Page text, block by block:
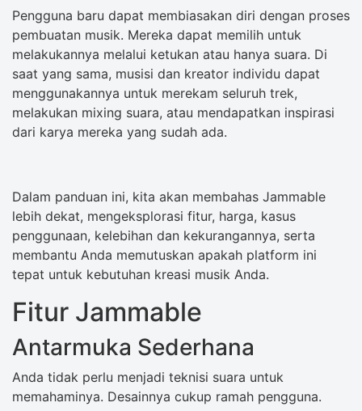
Pengguna baru dapat membiasakan diri dengan proses
pembuatan musik. Mereka dapat memilih untuk
melakukannya melalui ketukan atau hanya suara. Di
saat yang sama, musisi dan kreator individu dapat
menggunakannya untuk merekam seluruh trek,
melakukan mixing suara, atau mendapatkan inspirasi
dari karya mereka yang sudah ada.
Dalam panduan ini, kita akan membahas Jammable
lebih dekat, mengeksplorasi fitur, harga, kasus
penggunaan, kelebihan dan kekurangannya, serta
membantu Anda memutuskan apakah platform ini
tepat untuk kebutuhan kreasi musik Anda.
Fitur Jammable
Antarmuka Sederhana
Anda tidak perlu menjadi teknisi suara untuk
memahaminya. Desainnya cukup ramah pengguna.